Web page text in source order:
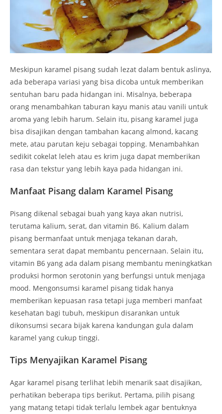
Meskipun karamel pisang sudah lezat dalam bentuk aslinya,
ada beberapa variasi yang bisa dicoba untuk memberikan
sentuhan baru pada hidangan ini. Misalnya, beberapa
orang menambahkan taburan kayu manis atau vanili untuk
aroma yang lebih harum. Selain itu, pisang karamel juga
bisa disajikan dengan tambahan kacang almond, kacang
mete, atau parutan keju sebagai topping. Menambahkan
sedikit cokelat leleh atau es krim juga dapat memberikan
rasa dan tekstur yang lebih kaya pada hidangan ini.
Manfaat Pisang dalam Karamel Pisang
Pisang dikenal sebagai buah yang kaya akan nutrisi,
terutama kalium, serat, dan vitamin B6. Kalium dalam
pisang bermanfaat untuk menjaga tekanan darah,
sementara serat dapat membantu pencernaan. Selain itu,
vitamin B6 yang ada dalam pisang membantu meningkatkan
produksi hormon serotonin yang berfungsi untuk menjaga
mood. Mengonsumsi karamel pisang tidak hanya
memberikan kepuasan rasa tetapi juga memberi manfaat
kesehatan bagi tubuh, meskipun disarankan untuk
dikonsumsi secara bijak karena kandungan gula dalam
karamel yang cukup tinggi.
Tips Menyajikan Karamel Pisang
Agar karamel pisang terlihat lebih menarik saat disajikan,
perhatikan beberapa tips berikut. Pertama, pilih pisang
yang matang tetapi tidak terlalu lembek agar bentuknya